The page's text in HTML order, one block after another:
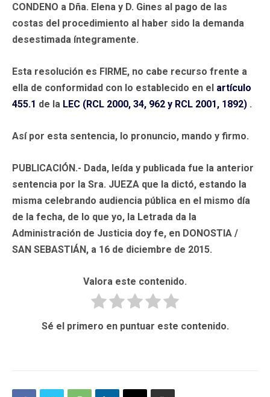
CONDENO a Dña. Elena y D. Gines al pago de las
costas del procedimiento al haber sido la demanda
desestimada íntegramente.
Esta resolución es FIRME, no cabe recurso frente a
ella de conformidad con lo establecido en el artículo
455.1 de la LEC (RCL 2000, 34, 962 y RCL 2001, 1892) .
Así por esta sentencia, lo pronuncio, mando y firmo.
PUBLICACIÓN.- Dada, leída y publicada fue la anterior
sentencia por la Sra. JUEZA que la dictó, estando la
misma celebrando audiencia pública en el mismo día
de la fecha, de lo que yo, la Letrada da la
Administración de Justicia doy fe, en DONOSTIA /
SAN SEBASTIÁN, a 16 de diciembre de 2015.
Valora este contenido.
Sé el primero en puntuar este contenido.